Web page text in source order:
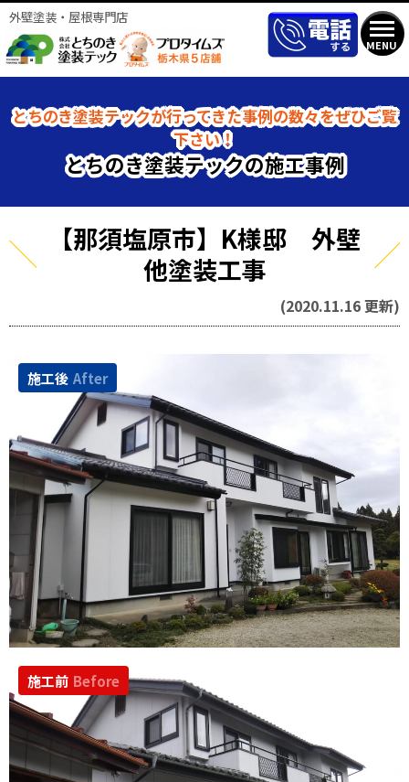
MENU
外壁塗装・屋根専門店
とちのき塗装テックが行ってきた事例の数々をぜひご覧
下さい！
とちのき塗装テックの施工事例
【那須塩原市】K様邸 外壁
他塗装工事
(2020.11.16 更新)
施工後 After
施工前 Before